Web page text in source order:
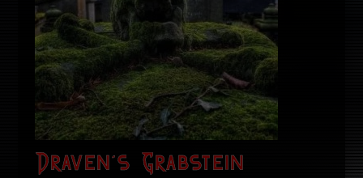
Draven’s Grabstein